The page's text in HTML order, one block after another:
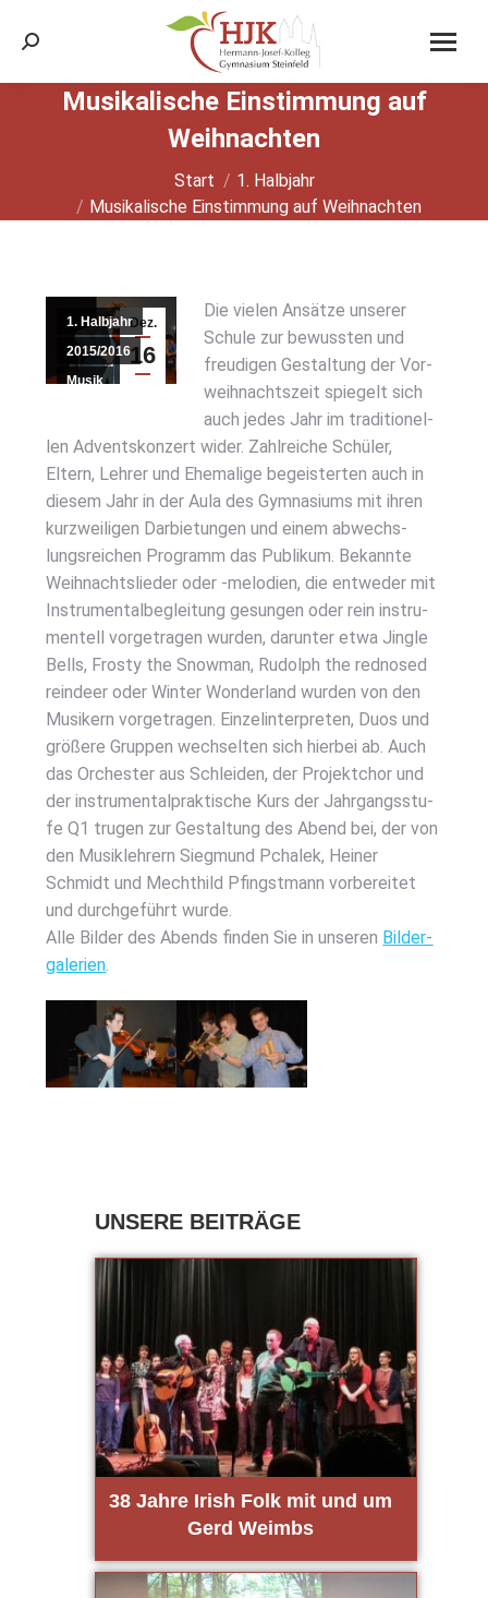
Search:
Musi­ka­li­sche Ein­stim­mung auf
Weih­nach­ten
Sie befinden sich hier:
Start
1. Halbjahr
Musi­ka­li­sche Ein­stim­mung auf Weih­nach­ten
Dez.
16
1. Halbjahr
2015/2016
Musik
Die vie­len Ansät­ze unse­rer
Schu­le zur bewuss­ten und
freu­di­gen Gestal­tung der Vor­
weih­nachts­zeit spie­gelt sich
auch jedes Jahr im tra­di­tio­nel­
len Advents­kon­zert wider. Zahl­rei­che Schü­ler,
Eltern, Leh­rer und Ehe­ma­li­ge begeis­ter­ten auch in
die­sem Jahr in der Aula des Gym­na­si­ums mit ihren
kurz­wei­li­gen Dar­bie­tun­gen und einem abwechs­
lungs­rei­chen Pro­gramm das Publi­kum. Bekann­te
Weih­nachts­lie­der oder ‑melo­dien, die ent­we­der mit
Instru­men­tal­be­glei­tung gesun­gen oder rein instru­
men­tell vor­ge­tra­gen wur­den, dar­un­ter etwa Jing­le
Bells, Fros­ty the Snow­man, Rudolph the red­no­sed
reinde­er oder Win­ter Won­der­land wur­den von den
Musi­kern vor­ge­tra­gen. Ein­zel­in­ter­pre­ten, Duos und
grö­ße­re Grup­pen wech­sel­ten sich hier­bei ab. Auch
das Orches­ter aus Schlei­den, der Pro­jekt­chor und
der instru­men­tal­prak­ti­sche Kurs der Jahr­gangs­stu­
fe Q1 tru­gen zur Gestal­tung des Abend bei, der von
den Musik­leh­rern Sieg­mund Pcha­lek, Hei­ner
Schmidt und Mecht­hild Pfingst­mann vor­be­rei­tet
und durch­ge­führt wur­de.
Alle Bil­der des Abends fin­den Sie in unse­ren Bil­der­
ga­le­rien.
38 Jah­re Irish Folk mit und um
Gerd Weim­bs